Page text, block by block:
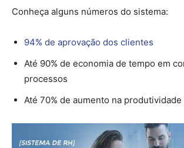
Conheça alguns números do sistema:
94% de aprovação dos clientes
Até 90% de economia de tempo em
processos
Até 70% de aumento na produtividade